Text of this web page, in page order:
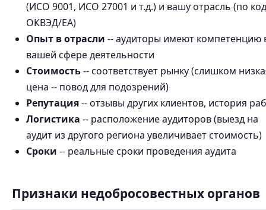
(ИСО 9001, ИСО 27001 и т.д.) и вашу отрасль (по
ОКВЭД/EA)
Опыт в отрасли -- аудиторы имеют компетенцию
вашей сфере деятельности
Стоимость-- соответствует рынку (слишком
цена -- повод для подозрений)
Репутация-- отзывы других клиентов, история
Логистика -- расположение аудиторов (выезд на
аудит из другого региона увеличивает стоимость)
Сроки -- реальные сроки проведения аудита
Признаки недобросовестных органов